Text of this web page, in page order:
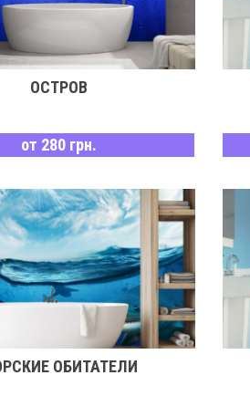
ОСТРОВ
от 280 грн.
ОБИТАТЕЛИ